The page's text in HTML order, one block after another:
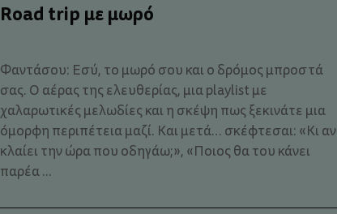
Road trip με μωρό
Φαντάσου: Εσύ, το μωρό σου και ο δρόμος μπροστά
σας. Ο αέρας της ελευθερίας, μια playlist με
χαλαρωτικές μελωδίες και η σκέψη πως ξεκινάτε μια
όμορφη περιπέτεια μαζί. Και μετά… σκέφτεσαι: «Κι αν
κλαίει την ώρα που οδηγάω;», «Ποιος θα του κάνει
παρέα ...